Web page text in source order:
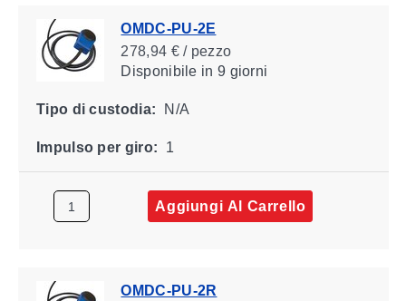
OMDC-PU-2E
278,94 € / pezzo
Disponibile in 9 giorni
Tipo di custodia: N/A
Impulso per giro: 1
Aggiungi Al Carrello
OMDC-PU-2R